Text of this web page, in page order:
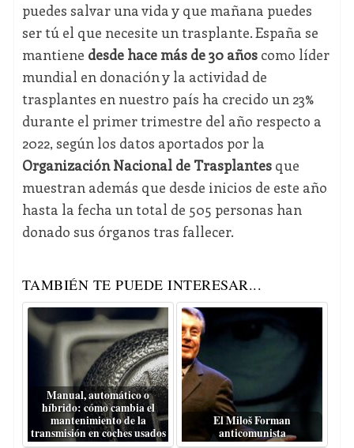
puedes salvar una vida y que mañana puedes
ser tú el que necesite un trasplante. España se
mantiene desde hace más de 30 añoscomo líder
mundial en donación y la actividad de
trasplantes en nuestro país ha crecido un 23%
durante el primer trimestre del año respecto a
2022, según los datos aportados por la
Organización Nacional de Trasplantesque
muestran además que desde inicios de este año
hasta la fecha un total de 505 personas han
donado sus órganos tras fallecer.
TAMBIÉN TE PUEDE INTERESAR...
Manual, automático o
híbrido: cómo cambia el
mantenimiento de la
transmisión en coches usados
El Miloš Forman
anticomunista